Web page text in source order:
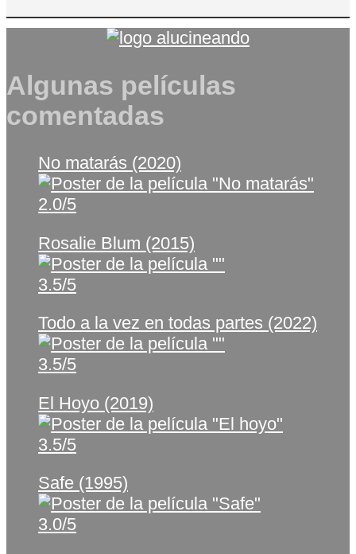
Algunas películas
comentadas
No matarás (2020)
2.0/5
Rosalie Blum (2015)
3.5/5
Todo a la vez en todas partes (2022)
3.5/5
El Hoyo (2019)
3.5/5
Safe (1995)
3.0/5